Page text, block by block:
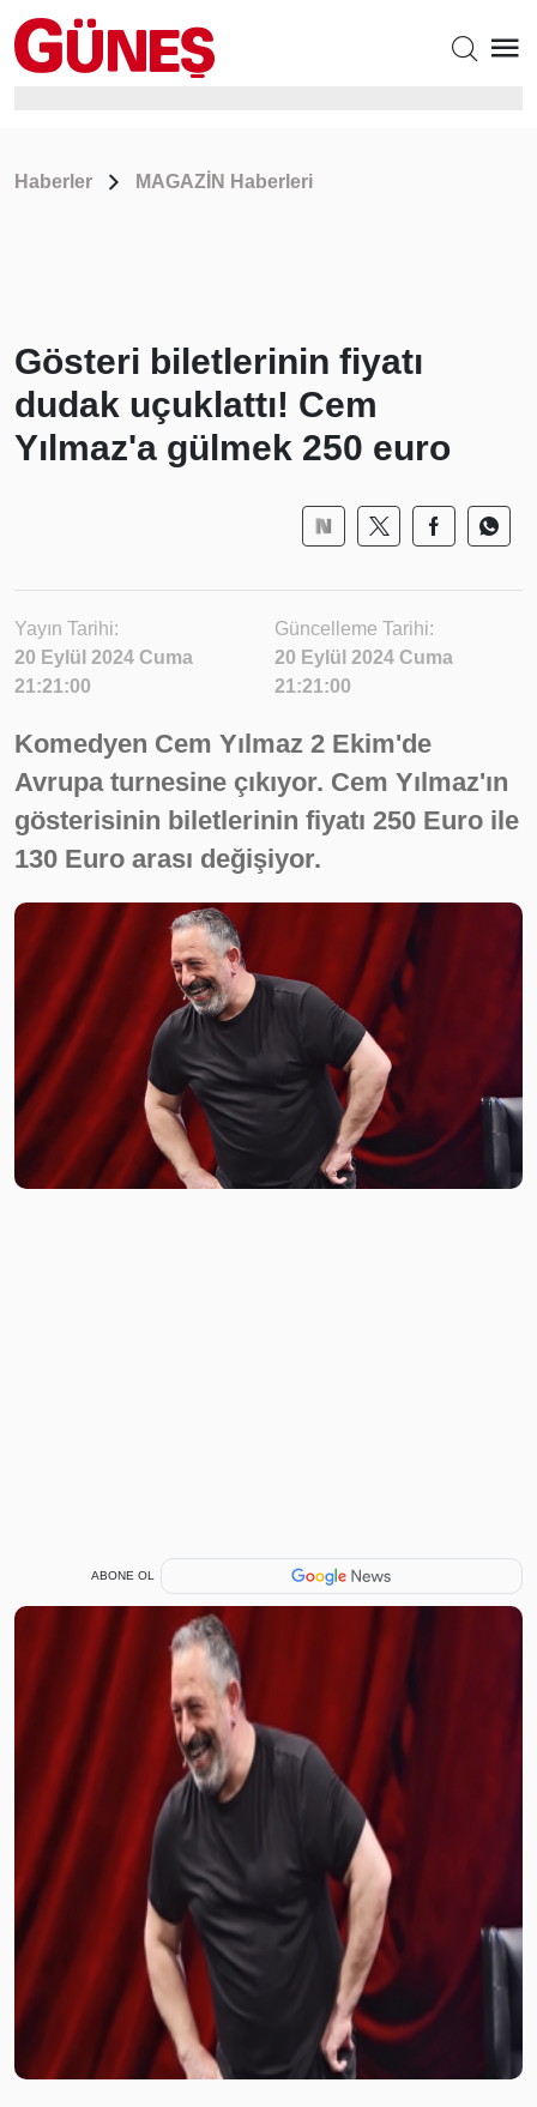
Haberler MAGAZİN Haberleri
Gösteri biletlerinin fiyatı
dudak uçuklattı! Cem
Yılmaz'a gülmek 250 euro
Yayın Tarihi:
20 Eylül 2024 Cuma
21:21:00
Güncelleme Tarihi:
20 Eylül 2024 Cuma
21:21:00
Komedyen Cem Yılmaz 2 Ekim'de
Avrupa turnesine çıkıyor. Cem Yılmaz'ın
gösterisinin biletlerinin fiyatı 250 Euro ile
130 Euro arası değişiyor.
ABONE OL